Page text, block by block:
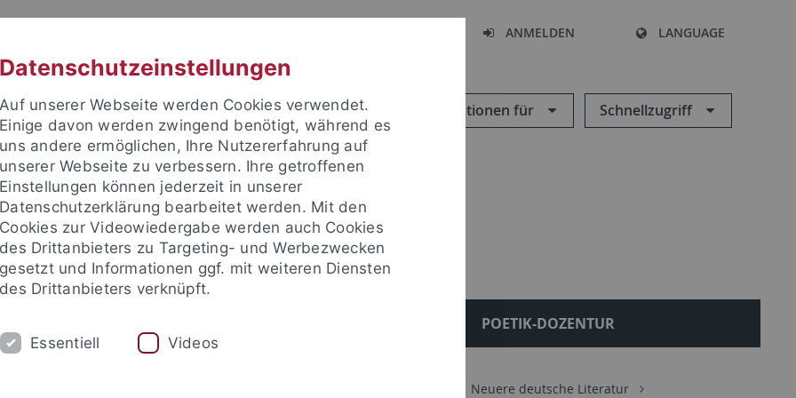
ANMELDEN LANGUAGE
Informationen für Schnellzugriff
POETIK-DOZENTUR
Neuere deutsche Literatur
Datenschutzeinstellungen
Auf unserer Webseite werden Cookies verwendet.
Einige davon werden zwingend benötigt, während es
uns andere ermöglichen, Ihre Nutzererfahrung auf
unserer Webseite zu verbessern. Ihre getroffenen
Einstellungen können jederzeit in unserer
Datenschutzerklärung bearbeitet werden. Mit den
Cookies zur Videowiedergabe werden auch Cookies
des Drittanbieters zu Targeting- und Werbezwecken
gesetzt und Informationen ggf. mit weiteren Diensten
des Drittanbieters verknüpft.
Essentiell Videos